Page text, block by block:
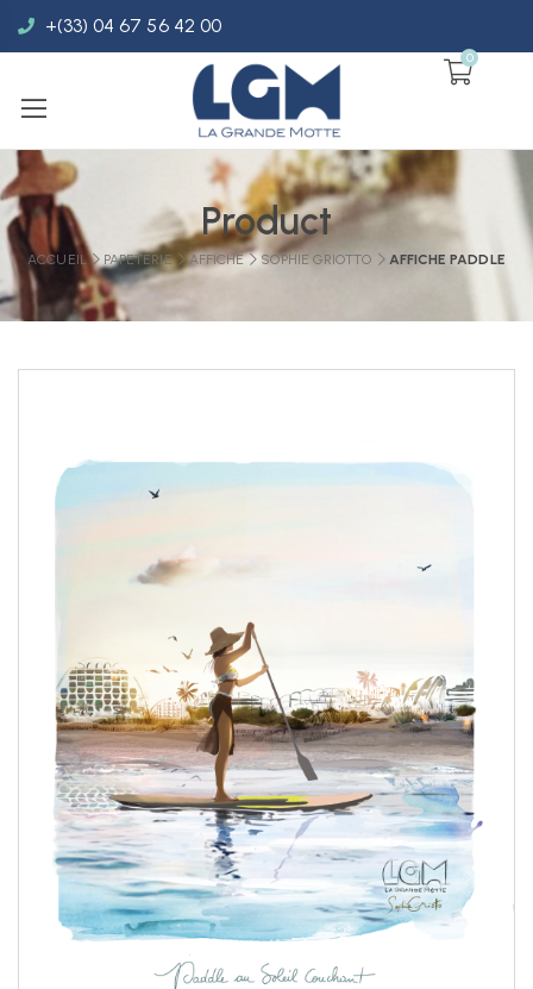
+(33) 04 67 56 42 00
0
Product
ACCUEIL PAPETERIE AFFICHE SOPHIE GRIOTTO AFFICHE PADDLE